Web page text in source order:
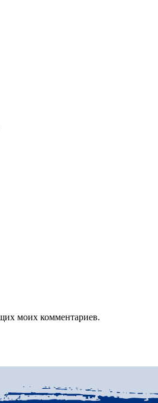
моих комментариев.